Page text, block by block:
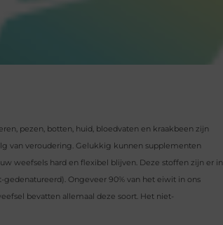
pezen, botten, huid, bloedvaten en kraakbeen zijn
van veroudering. Gelukkig kunnen supplementen
weefsels hard en flexibel blijven. Deze stoffen zijn er in
Ongeveer 90% van het eiwit in ons
bevatten allemaal deze soort. Het niet-